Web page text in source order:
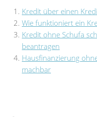
Kredit über einen
Wie funktioniert ein
Kredit ohne Schufa
beantragen
Hausfinanzierung
machbar